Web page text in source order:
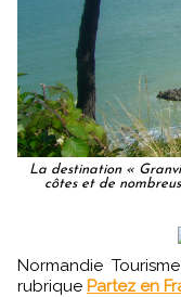
La destination «
côtes et de
Normandie Tourisme sera à nouveau à l'honneur sur la
rubrique Partez en